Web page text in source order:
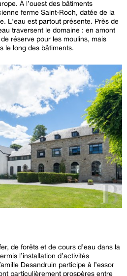
À l’ouest des bâtiments
ferme Saint-Roch, datée de la
L'eau est partout présente. Près de
traversent le domaine : en amont
réserve pour les moulins, mais
le long des bâtiments.
de forêts et de cours d’eau dans la
l’installation d’activités
particulièrement prospères entre